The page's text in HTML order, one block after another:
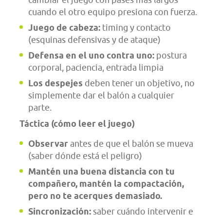
cuando el otro equipo presiona con fuerza.
Juego de cabeza: timing y contacto
(esquinas defensivas y de ataque)
Defensa en el uno contra uno: postura
corporal, paciencia, entrada limpia
Los despejes deben tener un objetivo, no
simplemente dar el balón a cualquier
parte.
Táctica (cómo leer el juego)
Observarantes de que el balón se mueva
(saber dónde está el peligro)
Mantén una buena distancia con tu
compañero, mantén la compactación,
pero no te acerques demasiado.
Sincronización: saber cuándo intervenir e